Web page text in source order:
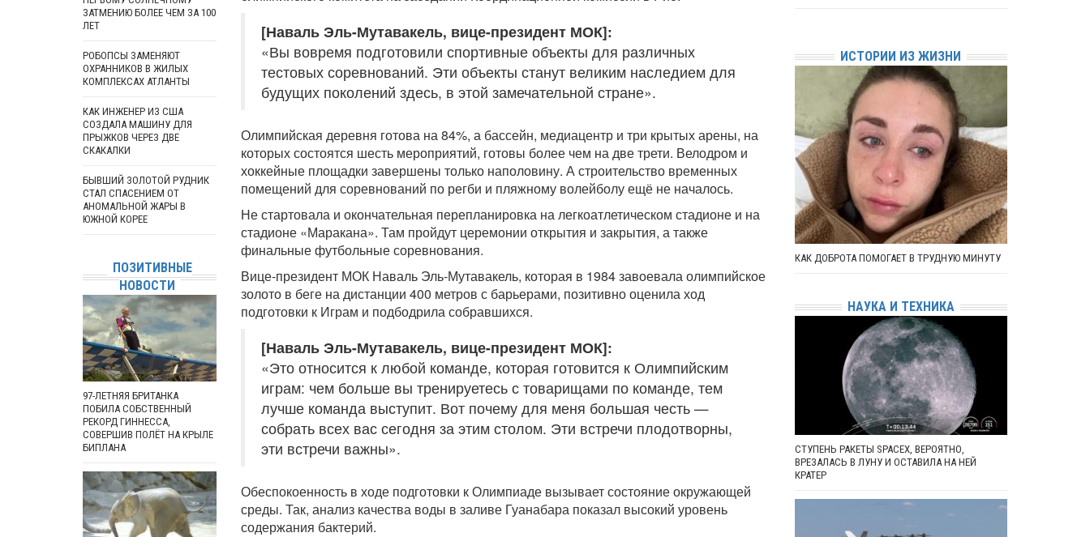
[Наваль Эль-Мутавакель, вице-президент МОК]:
«Вы вовремя подготовили спортивные объекты для различных
тестовых соревнований. Эти объекты станут великим наследием для
будущих поколений здесь, в этой замечательной стране».
Олимпийская деревня готова на 84%, а бассейн, медиацентр и три крытых арены, на
которых состоятся шесть мероприятий, готовы более чем на две трети. Велодром и
хоккейные площадки завершены только наполовину. А строительство временных
помещений для соревнований по регби и пляжному волейболу ещё не началось.
Не стартовала и окончательная перепланировка на легкоатлетическом стадионе и на
стадионе «Маракана». Там пройдут церемонии открытия и закрытия, а также
финальные футбольные соревнования.
Вице-президент МОК Наваль Эль-Мутавакель, которая в 1984 завоевала олимпийское
золото в беге на дистанции 400 метров с барьерами, позитивно оценила ход
подготовки к Играм и подбодрила собравшихся.
[Наваль Эль-Мутавакель, вице-президент МОК]:
«Это относится к любой команде, которая готовится к Олимпийским
играм: чем больше вы тренируетесь с товарищами по команде, тем
лучше команда выступит. Вот почему для меня большая честь —
собрать всех вас сегодня за этим столом. Эти встречи плодотворны,
эти встречи важны».
Обеспокоенность в ходе подготовки к Олимпиаде вызывает состояние окружающей
среды. Так, анализ качества воды в заливе Гуанабара показал высокий уровень
содержания бактерий.
ЗАТМЕНИЮ БОЛЕЕ ЧЕМ ЗА 100
ЛЕТ
РОБОПСЫ ЗАМЕНЯЮТ
ОХРАННИКОВ В ЖИЛЫХ
КОМПЛЕКСАХ АТЛАНТЫ
КАК ИНЖЕНЕР ИЗ США
СОЗДАЛА МАШИНУ ДЛЯ
ПРЫЖКОВ ЧЕРЕЗ ДВЕ
СКАКАЛКИ
БЫВШИЙ ЗОЛОТОЙ РУДНИК
СТАЛ СПАСЕНИЕМ ОТ
АНОМАЛЬНОЙ ЖАРЫ В
ЮЖНОЙ КОРЕЕ
ПОЗИТИВНЫЕ
НОВОСТИ
97-ЛЕТНЯЯ БРИТАНКА
ПОБИЛА СОБСТВЕННЫЙ
РЕКОРД ГИННЕССА,
СОВЕРШИВ ПОЛЁТ НА КРЫЛЕ
БИПЛАНА
ИСТОРИИ ИЗ ЖИЗНИ
КАК ДОБРОТА ПОМОГАЕТ В ТРУДНУЮ МИНУТУ
НАУКА И ТЕХНИКА
СТУПЕНЬ РАКЕТЫ SPACEX, ВЕРОЯТНО,
ВРЕЗАЛАСЬ В ЛУНУ И ОСТАВИЛА НА НЕЙ
КРАТЕР